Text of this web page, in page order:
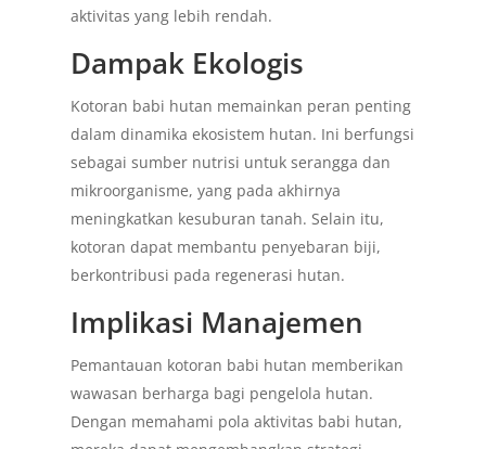
aktivitas yang lebih rendah.
Dampak Ekologis
Kotoran babi hutan memainkan peran penting
dalam dinamika ekosistem hutan. Ini berfungsi
sebagai sumber nutrisi untuk serangga dan
mikroorganisme, yang pada akhirnya
meningkatkan kesuburan tanah. Selain itu,
kotoran dapat membantu penyebaran biji,
berkontribusi pada regenerasi hutan.
Implikasi Manajemen
Pemantauan kotoran babi hutan memberikan
wawasan berharga bagi pengelola hutan.
Dengan memahami pola aktivitas babi hutan,